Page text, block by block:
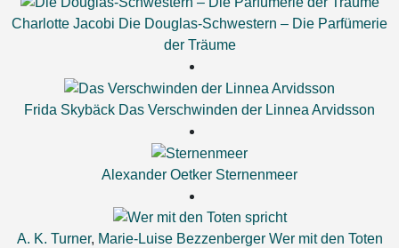
Charlotte Jacobi Die Douglas-Schwestern – Die Parfümerie
der Träume
Frida Skybäck Das Verschwinden der Linnea Arvidsson
Alexander Oetker Sternenmeer
A. K. Turner, Marie-Luise Bezzenberger Wer mit den Toten